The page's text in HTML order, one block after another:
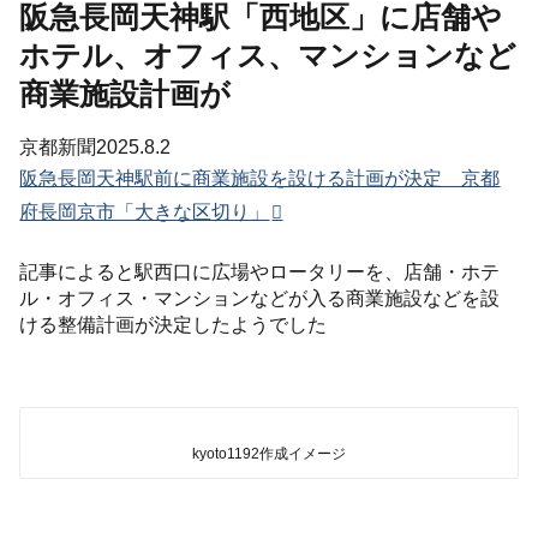
阪急長岡天神駅「西地区」に店舗や
ホテル、オフィス、マンションなど
商業施設計画が
京都新聞2025.8.2
阪急長岡天神駅前に商業施設を設ける計画が決定 京都
府長岡京市「大きな区切り」
記事によると駅西口に広場やロータリーを、店舗・ホテ
ル・オフィス・マンションなどが入る商業施設などを設
ける整備計画が決定したようでした
kyoto1192作成イメージ